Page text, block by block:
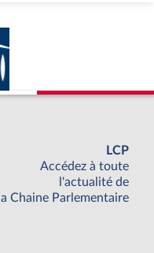
LCP
Accédez à toute
l'actualité de
la Chaine Parlementaire